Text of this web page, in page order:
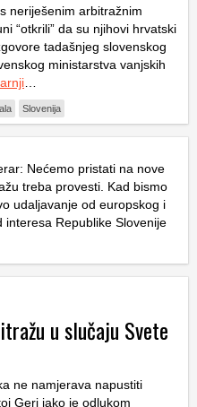
neriješenim arbitražnim
“otkrili” da su njihovi hrvatski
tadašnjeg slovenskog
ministarstva vanjskih
…
Slovenija
Nećemo pristati na nove
treba provesti. Kad bismo
udaljavanje od europskog i
Republike Slovenije
u slučaju Svete
ne namjerava napustiti
Geri iako je odlukom